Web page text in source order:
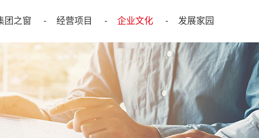
团之窗 经营项目 企业文化 发展家园